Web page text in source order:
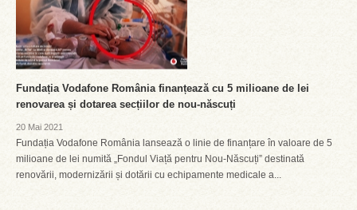
Fundația Vodafone România finanțează cu 5 milioane de lei
renovarea și dotarea secțiilor de nou-născuți
20 Mai 2021
Fundația Vodafone România lansează o linie de finanțare în valoare de 5
milioane de lei numită „Fondul Viață pentru Nou-Născuți” destinată
renovării, modernizării și dotării cu echipamente medicale a...